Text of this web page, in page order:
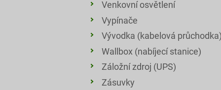
Venkovní osvětlení
Vypínače
Vývodka (kabelová
Wallbox (nabíjecí stanice)
Záložní zdroj (UPS)
Zásuvky